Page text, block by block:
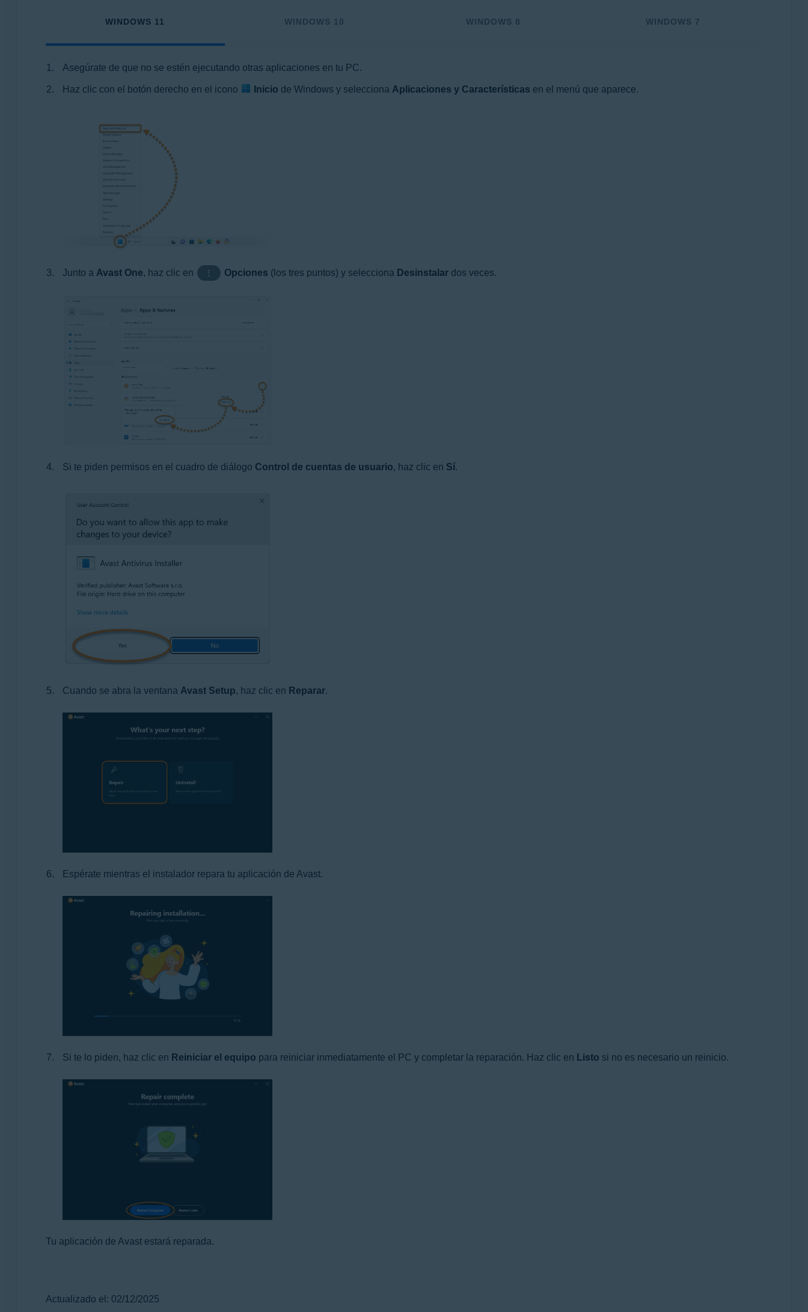
WINDOWS 11 WINDOWS 10 WINDOWS 8 WINDOWS 7
Asegúrate de que no se estén ejecutando otras aplicaciones en tu PC.
Haz clic con el botón derecho en el icono Inicio de Windows y selecciona Aplicaciones y Características en el menú que aparece.
Junto a Avast One, haz clic en ⋮ Opciones (los tres puntos) y selecciona Desinstalar dos veces.
Si te piden permisos en el cuadro de diálogo Control de cuentas de usuario, haz clic en Sí.
Cuando se abra la ventana Avast Setup, haz clic en Reparar.
Espérate mientras el instalador repara tu aplicación de Avast.
Si te lo piden, haz clic en Reiniciar el equipo para reiniciar inmediatamente el PC y completar la reparación. Haz clic en Listo si no es necesario un reinicio.
Tu aplicación de Avast estará reparada.
Actualizado el: 02/12/2025